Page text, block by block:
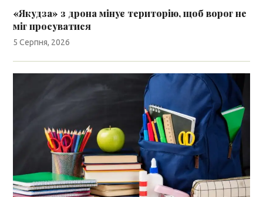
«Якудза» з дрона мінує територію, щоб ворог не
міг просуватися
5 Серпня, 2026